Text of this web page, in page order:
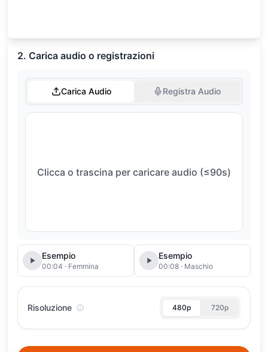
2. Carica audio o registrazioni
Carica Audio Registra Audio
Clicca o trascina per caricare audio (≤90s)
Esempio
00:04 · Femmina
Esempio
00:08 · Maschio
Risoluzione 480p 720p